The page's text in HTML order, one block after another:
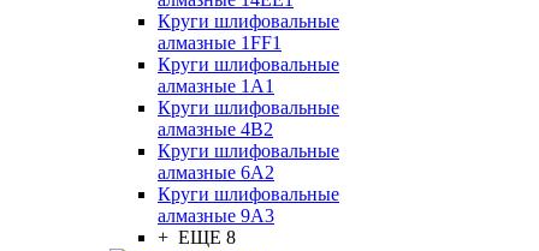
Круги шлифовальные
алмазные 1FF1
Круги шлифовальные
алмазные 1А1
Круги шлифовальные
алмазные 4В2
Круги шлифовальные
алмазные 6A2
Круги шлифовальные
алмазные 9А3
+ ЕЩЕ 8